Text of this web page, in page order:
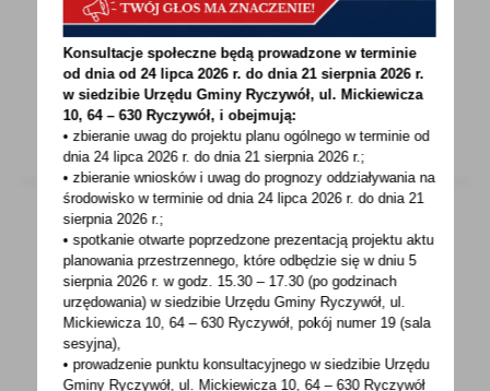
OBWIESZCZENIEo wyłożeniu do publicznego
wgląduprojektu miejscowego planu
zagospodarowania przestrzennego...
07 - 09 - 2021
ZUS z urzędu przeliczy czerwcowe emerytury
Problem czerwcowych emerytur został już
rozwiązany. Prezydent podpisał ustawę, która
Konsultacje społeczne będą prowadzone w terminie
od dnia od 24 lipca 2026 r. do dnia 21 sierpnia 2026 r.
w siedzibie Urzędu Gminy Ryczywół, ul. Mickiewicza
10, 64 – 630 Ryczywół, i obejmują:
• zbieranie uwag do projektu planu ogólnego w terminie od
dnia 24 lipca 2026 r. do dnia 21 sierpnia 2026 r.;
• zbieranie wniosków i uwag do prognozy oddziaływania na
środowisko w terminie od dnia 24 lipca 2026 r. do dnia 21
sierpnia 2026 r.;
• spotkanie otwarte poprzedzone prezentacją projektu aktu
planowania przestrzennego, które odbędzie się w dniu 5
sierpnia 2026 r.w godz. 15.30 – 17.30 (po godzinach
urzędowania) w siedzibie Urzędu Gminy Ryczywół, ul.
Mickiewicza 10, 64 – 630 Ryczywół, pokójnumer 19 (sala
sesyjna),
• prowadzenie punktu konsultacyjnego w siedzibie Urzędu
Gminy Ryczywół, ul. Mickiewicza 10, 64 – 630 Ryczywół